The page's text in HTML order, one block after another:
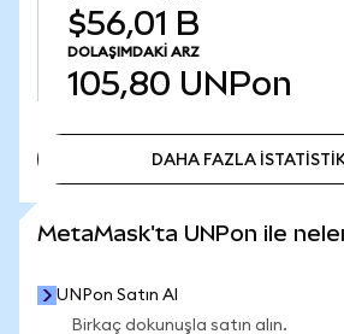
$56,01 B
DOLAŞIMDAKI ARZ
105,80 UNPon
DAHA FAZLA
MetaMask'ta UNPon ile neler
UNPon Satın Al
Birkaç dokunuşla satın alın.